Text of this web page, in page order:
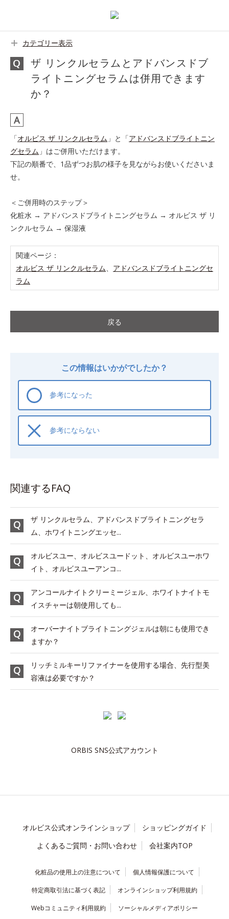
カテゴリー表示
ザ リンクルセラムとアドバンスドブ
ライトニングセラムは併用できます
か？
「オルビス ザ リンクルセラム 」と「アドバンスドブライトニン
グセラム 」はご併用いただけます。
下記の順番で、1品ずつお肌の様子を見ながらお使いくださいま
せ。
＜ご併用時のステップ＞
化粧水 → アドバンスドブライトニングセラム → オルビス ザ リ
ンクルセラム → 保湿液
関連ページ：
オルビス ザ リンクルセラム、 アドバンスドブライトニングセ
ラム
戻る
この情報はいかがでしたか？
参考になった
参考にならない
関連するFAQ
ザ リンクルセラム、アドバンスドブライトニングセラ
ム、ホワイトニングエッセ...
オルビスユー、オルビスユードット、オルビスユーホワ
イト、オルビスユーアンコ...
アンコールナイトクリーミージェル、ホワイトナイトモ
イスチャーは朝使用しても...
オーバーナイトブライトニングジェルは朝にも使用でき
ますか？
リッチミルキーリファイナーを使用する場合、先行型美
容液は必要ですか？
ORBIS SNS公式アカウント
オルビス公式オンラインショップ
ショッピングガイド
よくあるご質問・お問い合わせ
会社案内TOP
化粧品の使用上の注意について 個人情報保護について
特定商取引法に基づく表記 オンラインショップ利用規約
Webコミュニティ利用規約 ソーシャルメディアポリシー